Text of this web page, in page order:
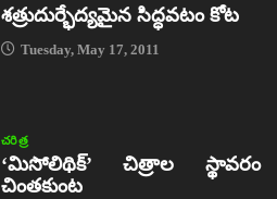
శత్రుదుర్భేద్యమైన సిద్ధవటం కోట
Tuesday, May 17, 2011
చరిత్ర
‘మిసోలిథిక్‌’ చిత్రాల స్థావరం
చింతకుంట